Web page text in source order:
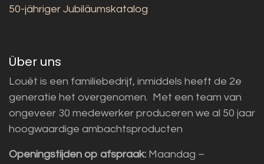
50-jähriger Jubiläumskatalog
Über uns
Louët is een familiebedrijf, inmiddels heeft de 2e
generatie het overgenomen. Met een team van
ongeveer 30 medewerker produceren we al 50 jaar
hoogwaardige ambachtsproducten
Openingstijden op afspraak: Maandag –